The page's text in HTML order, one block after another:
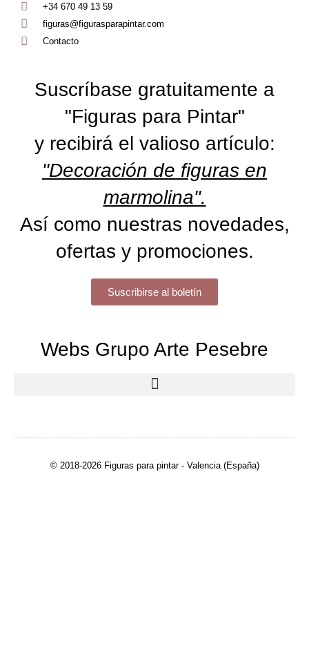
+34 670 49 13 59
figuras@figurasparapintar.com
Contacto
Suscríbase gratuitamente a
"Figuras para Pintar"
y recibirá el valioso artículo:
"Decoración de figuras en
marmolina".
Así como nuestras novedades,
ofertas y promociones.
Suscribirse al boletín
Webs Grupo Arte Pesebre
© 2018-2026 Figuras para pintar - Valencia (España)